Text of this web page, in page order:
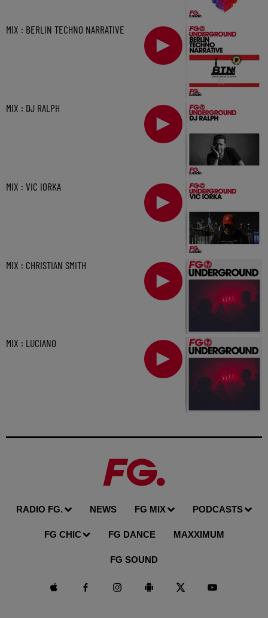
MIX : BERLIN TECHNO NARRATIVE
MIX : DJ RALPH
MIX : VIC IORKA
MIX : CHRISTIAN SMITH
MIX : LUCIANO
RADIO FG. NEWS FG MIX PODCASTS
FG CHIC FG DANCE MAXXIMUM
FG SOUND